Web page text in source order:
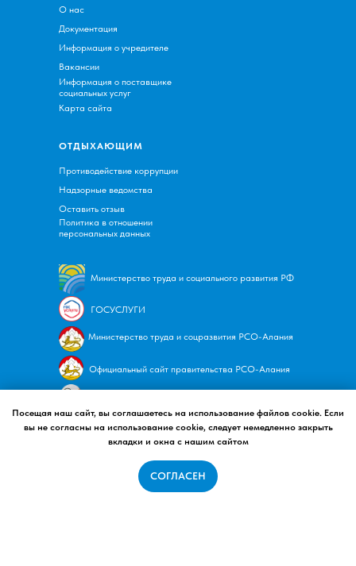
Посещая наш сайт, вы соглашаетесь на использование файлов cookie. Если
вы не согласны на использование cookie, следует немедленно закрыть
вкладки и окна с нашим сайтом
СОГЛАСЕН
Министерство труда и социального развития РФ
ГОСУСЛУГИ
Министерство труда и соцразвития РСО-Алания
Официальный сайт правительства РСО-Алания
О нас
Документация
Информация о учредителе
Вакансии
ОТДЫХАЮЩИМ
Противодействие коррупции
Надзорные ведомства
Оставить отзыв
Информация о поставщике
социальных услуг
Имеются противопоказания, необходимо
проконсультироваться с врачом
Политика в отношении
персональных данных
Карта сайта